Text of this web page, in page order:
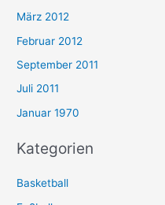
März 2012
Februar 2012
September 2011
Juli 2011
Januar 1970
Kategorien
Basketball